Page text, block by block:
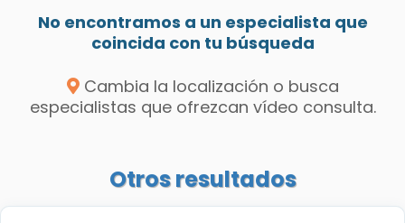
No encontramos a un especialista que
coincida con tu búsqueda
Cambia la localización o busca
especialistas que ofrezcan vídeo consulta.
Otros resultados